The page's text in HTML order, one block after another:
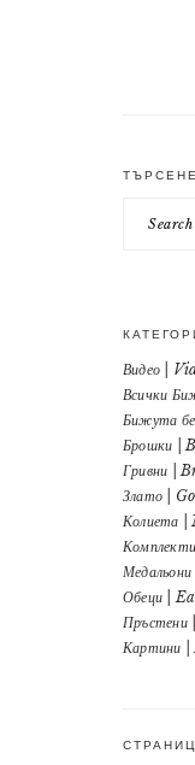
ТЪРСЕНЕ
this
Видео |
Всички
Бижута
Брошки |
Гривни |
Злато |
Колиета |
Обеци |
Пръстени
Картини